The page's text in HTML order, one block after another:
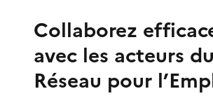
Collaborez
avec les acteurs du
Réseau pour